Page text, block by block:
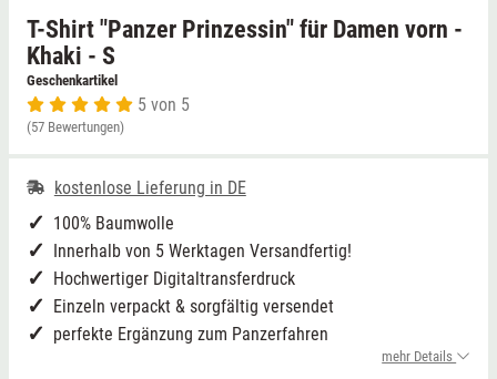
T-Shirt "Panzer Prinzessin" für Damen vorn -
Khaki - S
Geschenkartikel
5 von 5
(57 Bewertungen)
kostenlose Lieferung in DE
100% Baumwolle
Innerhalb von 5 Werktagen Versandfertig!
Hochwertiger Digitaltransferdruck
Einzeln verpackt & sorgfältig versendet
perfekte Ergänzung zum Panzerfahren
mehr Details
Niedersachsen
NRW
Saarland
Sachsen
Sachsen-Anhalt
Grimmen (MV)
Rostock/Sanitz (MV)
Thale
Weißwasser